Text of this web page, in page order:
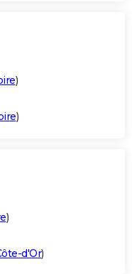
)
)
)
d'Or)